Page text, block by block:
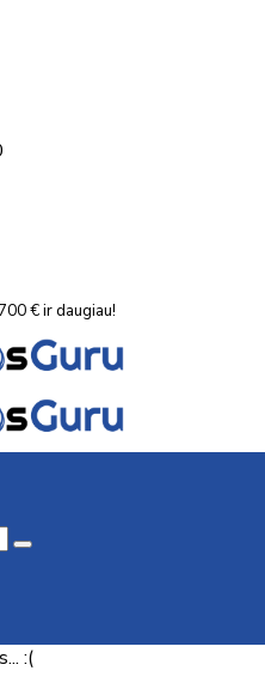
€ ir daugiau!
:(